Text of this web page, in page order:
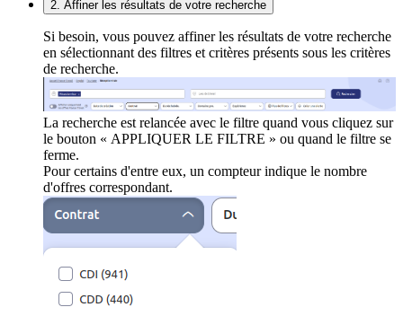
2. Affiner les résultats de votre recherche
Si besoin, vous pouvez affiner les résultats de votre recherche
en sélectionnant des filtres et critères présents sous les critères
de recherche.
La recherche est relancée avec le filtre quand vous cliquez sur
le bouton « APPLIQUER LE FILTRE » ou quand le filtre se
ferme.
Pour certains d'entre eux, un compteur indique le nombre
d'offres correspondant.